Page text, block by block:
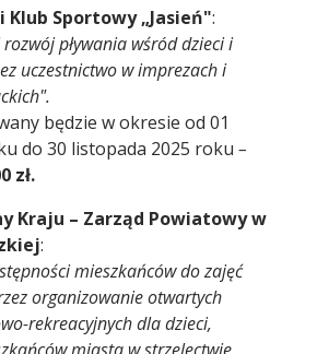
Sportowy „Jasień":
pływania wśród dzieci i
uczestnictwo w imprezach i
będzie w okresie od 01
do 30 listopada 2025 roku –
zł.
Kraju – Zarząd Powiatowy w
:
mieszkańców do zajęć
organizowanie otwartych
rekreacyjnych dla dzieci,